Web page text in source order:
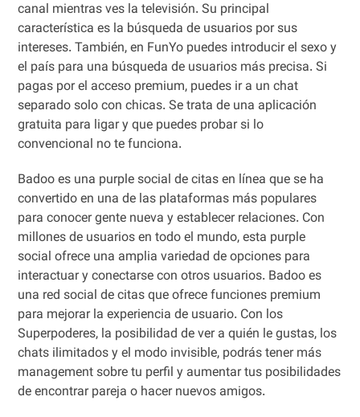
canal mientras ves la televisión. Su principal
característica es la búsqueda de usuarios por sus
intereses. También, en FunYo puedes introducir el sexo y
el país para una búsqueda de usuarios más precisa. Si
pagas por el acceso premium, puedes ir a un chat
separado solo con chicas. Se trata de una aplicación
gratuita para ligar y que puedes probar si lo
convencional no te funciona.
Badoo es una purple social de citas en línea que se ha
convertido en una de las plataformas más populares
para conocer gente nueva y establecer relaciones. Con
millones de usuarios en todo el mundo, esta purple
social ofrece una amplia variedad de opciones para
interactuar y conectarse con otros usuarios. Badoo es
una red social de citas que ofrece funciones premium
para mejorar la experiencia de usuario. Con los
Superpoderes, la posibilidad de ver a quién le gustas, los
chats ilimitados y el modo invisible, podrás tener más
management sobre tu perfil y aumentar tus posibilidades
de encontrar pareja o hacer nuevos amigos.